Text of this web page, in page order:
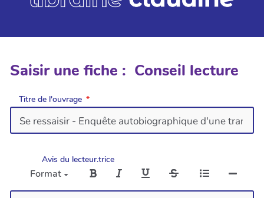
Saisir une fiche : Conseil lecture
Titre de l'ouvrage
Avis du lecteur.trice
Format